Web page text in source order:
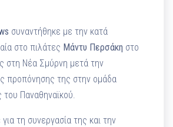
συναντήθηκε με την κατά
στο πιλάτες Μάντυ Περσάκη στο
στη Νέα Σμύρνη μετά την
προπόνησης της στην ομάδα
του Παναθηναϊκού.
τη συνεργασία της και την